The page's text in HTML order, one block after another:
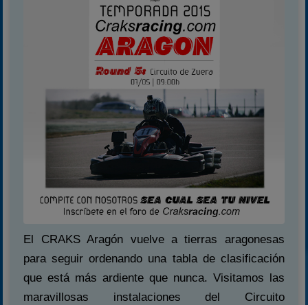
El CRAKS Aragón vuelve a tierras aragonesas
para seguir ordenando una tabla de clasificación
que está más ardiente que nunca. Visitamos las
maravillosas instalaciones del Circuito